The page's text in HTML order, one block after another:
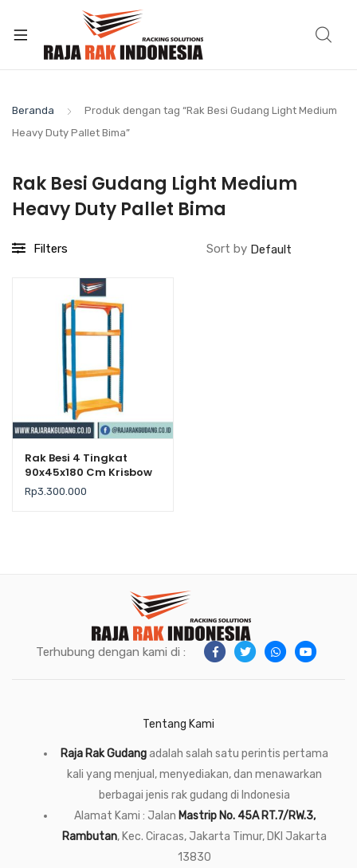
Beranda
Produk dengan tag “Rak Besi Gudang Light Medium
Heavy Duty Pallet Bima”
Rak Besi Gudang Light Medium
Heavy Duty Pallet Bima
Filters Sort by
Rak Besi 4 Tingkat
90x45x180 Cm Krisbow
– Kekuatan 300Kg /
Level
Rp3.300.000
Terhubung dengan kami di :
Tentang Kami
Raja Rak Gudangadalah salah satu perintis pertama
kali yang menjual, menyediakan, dan menawarkan
berbagai jenis rak gudang di Indonesia
Alamat Kami : Jalan Mastrip No. 45A RT.7/RW.3,
Rambutan, Kec. Ciracas, Jakarta Timur, DKI Jakarta
13830